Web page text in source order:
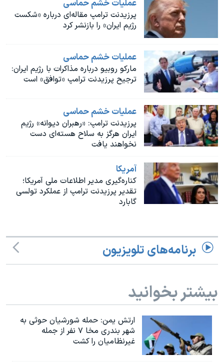
نرگس محمدی برنده جایزه نوبل صلح
همایش محافظه‌کاران آمریکا «سی‌پک»
صفحه‌های ویژه
سفر پرزیدنت ترامپ به چین
عملیات خشم حماسی
پرزیدنت ترامپ مقاله‌ای درباره «شکست
رژیم ایران» را بازنشر کرد
عملیات خشم حماسی
مارکو روبیو درباره مذاکرات با رژیم ایران:
ترجیح پرزیدنت ترامپ «توافق» است
عملیات خشم حماسی
پرزیدنت ترامپ: «رهبران دیوانه» رژیم
ایران هرگز به سلاح هسته‌ای دست
نخواهند یافت
آمريکا
کناره‌‌گیری مدیر اطلاعات ملی آمریکا؛
تقدیر پرزیدنت ترامپ از عملکرد تولسی
گابارد
برنامه‌های تلویزیون
بیشتر بخوانید
ارتش یمن: حمله شورشیان حوثی به
شهر بندری مخا ۷ نفر از جمله
غیرنظامیان را کشت